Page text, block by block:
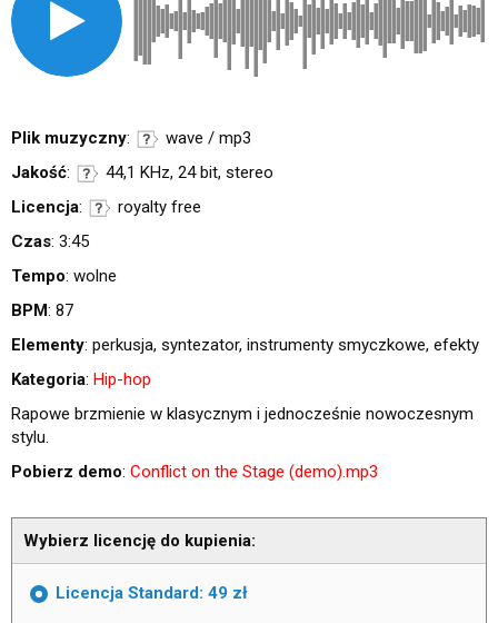
Plik muzyczny:
wave / mp3
Jakość:
44,1 KHz, 24 bit, stereo
Licencja:
royalty free
Czas: 3:45
Tempo: wolne
BPM: 87
Elementy: perkusja, syntezator, instrumenty smyczkowe, efekty
Kategoria: Hip-hop
Rapowe brzmienie w klasycznym i jednocześnie nowoczesnym
stylu.
Pobierz demo: Conflict on the Stage (demo).mp3
Wybierz licencję do kupienia:
Licencja Standard: 49 zł